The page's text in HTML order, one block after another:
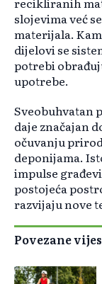
slojevima već
materijala.
dijelovi se
potrebi
upotrebe.
Sveobuhvatan
daje značajan
očuvanju
deponijama.
impulse
postojeća
razvijaju nove
Povezane